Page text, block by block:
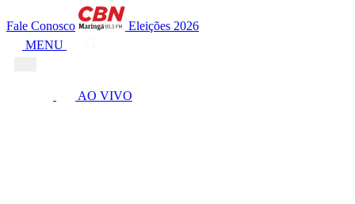
Fale Conosco
Eleições 2026
MENU
AO VIVO